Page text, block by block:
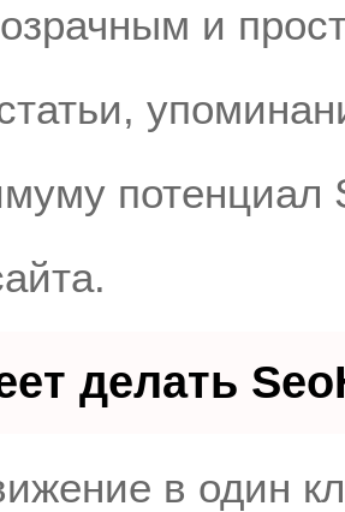
и
потенциал
делать
в один